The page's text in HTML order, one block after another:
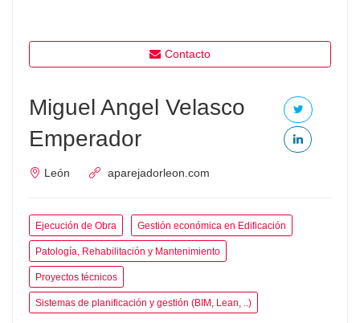
Contacto
Miguel Angel Velasco
Emperador
León aparejadorleon.com
Ejecución de Obra Gestión económica en Edificación
Patología, Rehabilitación y Mantenimiento
Proyectos técnicos
Sistemas de planificación y gestión (BIM, Lean, ..)